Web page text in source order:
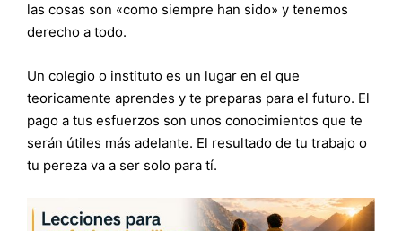
las cosas son «como siempre han sido» y tenemos
derecho a todo.
Un colegio o instituto es un lugar en el que
teoricamente aprendes y te preparas para el futuro. El
pago a tus esfuerzos son unos conocimientos que te
serán útiles más adelante. El resultado de tu trabajo o
tu pereza va a ser solo para tí.